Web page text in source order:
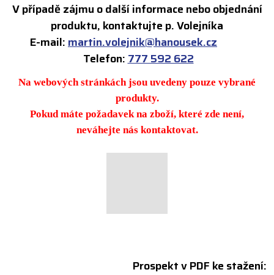
V případě zájmu o další informace nebo objednání
produktu, kontaktujte p. Volejníka
E-mail:martin.volejnik@hanousek.cz
Telefon:777 592 622
Na webových stránkách jsou uvedeny pouze vybrané
produkty.
Pokud máte požadavek na zboží, které zde není,
neváhejte nás kontaktovat.
Prospekt v PDF ke stažení: